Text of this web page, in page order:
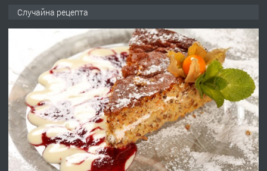
АПАРТАМЕНТ В ЦЕНТЪРА НА ГР.
ХАСКОВО
преди 2 дни
ПРЕДЛАГА Давам гараж под наем
преди 2 дни
ПРЕДЛАГА
№4120 Магазин/Офис под наем в кв.
Случайна рецепта